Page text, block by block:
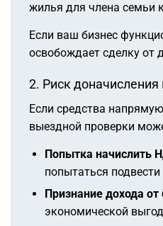
жилья для члена семьи
Если ваш бизнес
освобождает сделку от
2. Риск
Если средства
выездной проверки
Попытка начислить
попытаться
Признание дохода
экономической